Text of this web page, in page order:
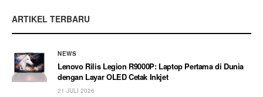
ARTIKEL TERBARU
NEWS
Lenovo Rilis Legion R9000P: Laptop Pertama di Dunia
dengan Layar OLED Cetak Inkjet
21 JULI 2026